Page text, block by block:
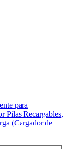
para
Recargables,
(Cargador de